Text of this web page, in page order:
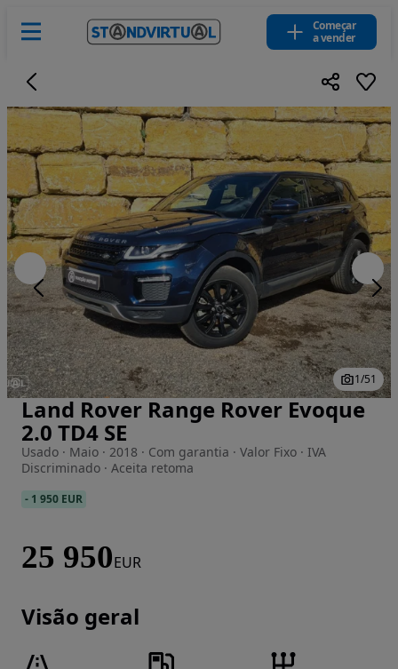
Começar
a vender
Imagem 1 de 51
1/51
Land Rover Range Rover Evoque
2.0 TD4 SE
Usado · Maio · 2018 · Com garantia · Valor Fixo · IVA
Discriminado · Aceita retoma
- 1 950 EUR
25 950EUR
Visão geral